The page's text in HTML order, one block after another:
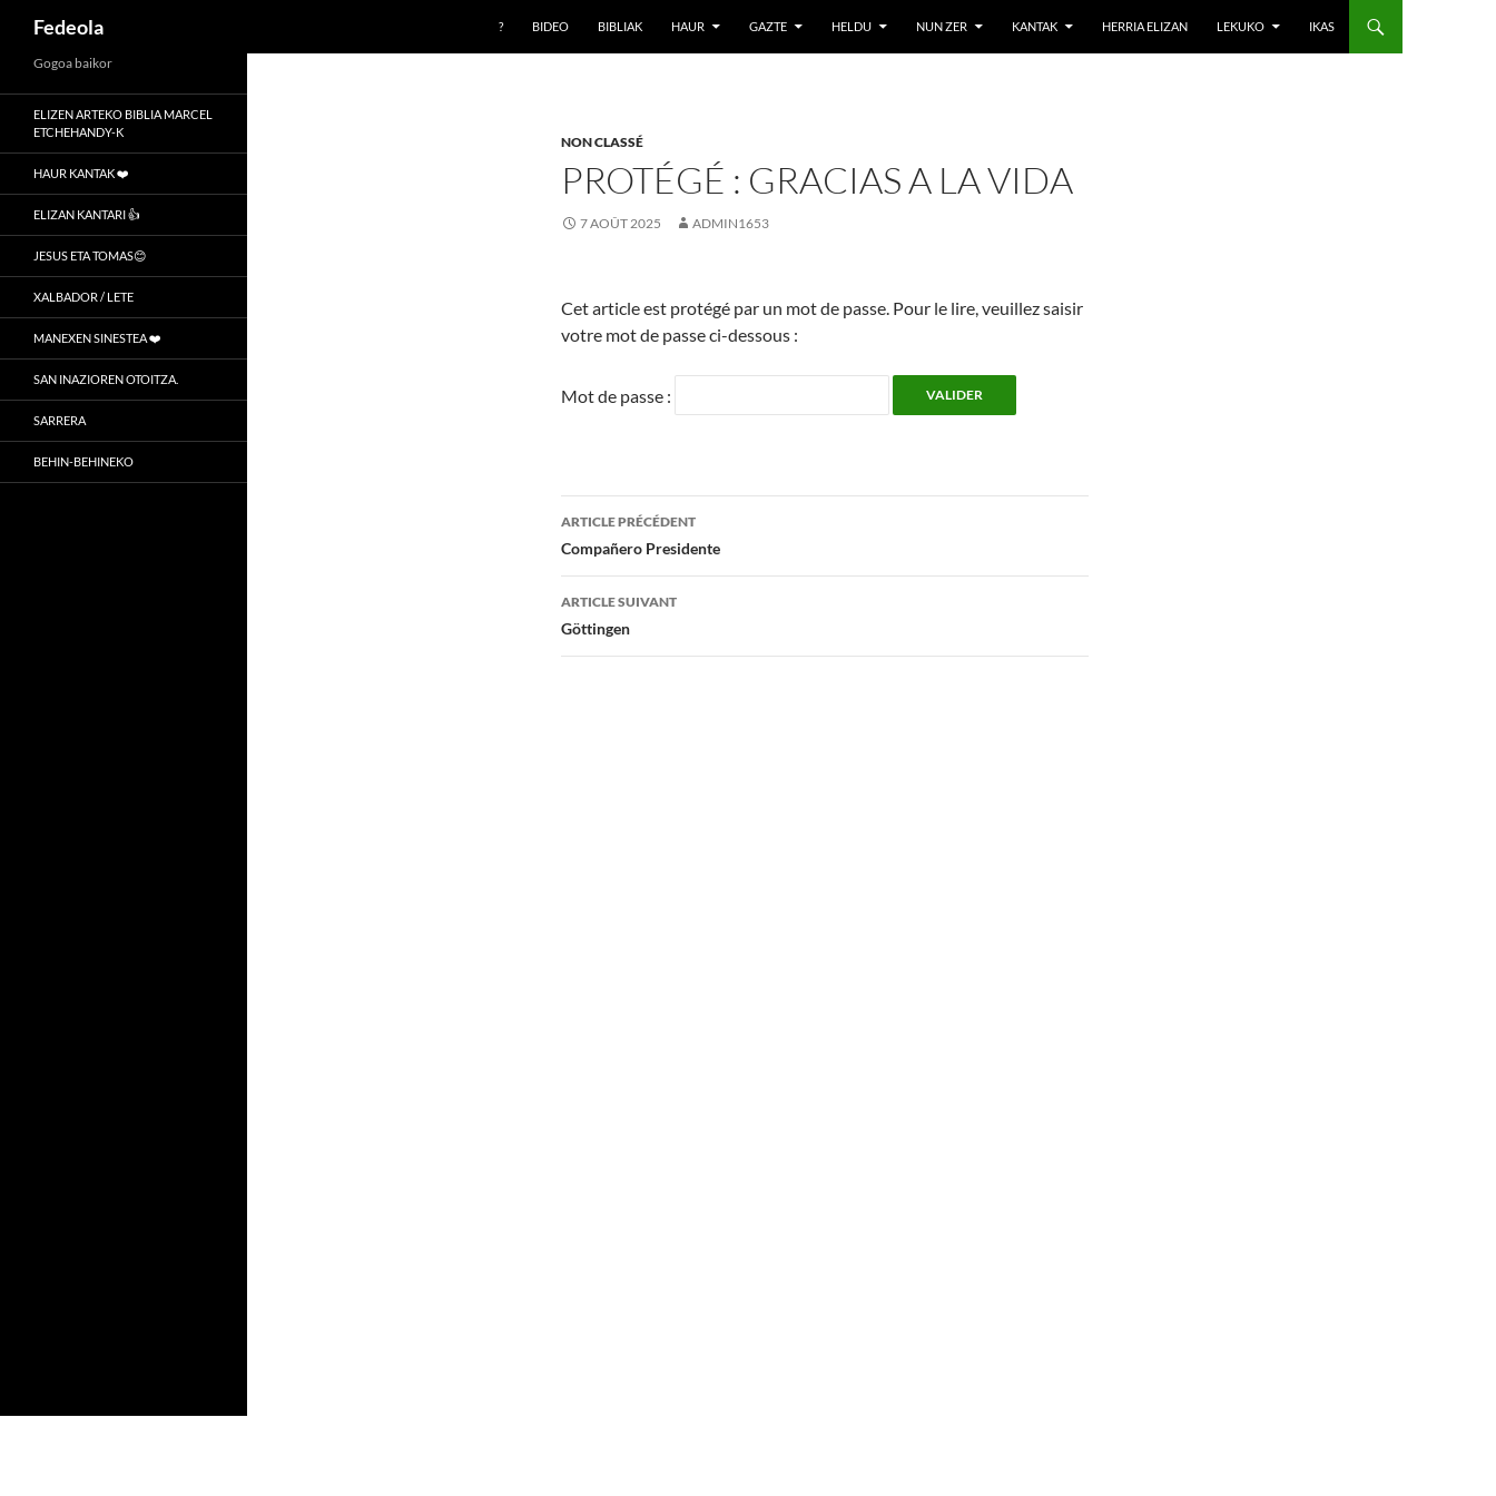
Aller
au
contenu
Fedeola ? BIDEO BIBLIAK HAUR GAZTE HELDU NUN ZER KANTAK HERRIA ELIZAN LEKUKO IKAS
NON CLASSÉ
PROTÉGÉ : GRACIAS A LA VIDA
7 AOÛT 2025 ADMIN1653
Cet article est protégé par un mot de passe. Pour le lire, veuillez saisir
votre mot de passe ci-dessous :
Mot de passe :
Navigation
des
articles
ARTICLE PRÉCÉDENT
Compañero Presidente
ARTICLE SUIVANT
Göttingen
Gogoa baikor
ELIZEN ARTEKO BIBLIA MARCEL
ETCHEHANDY-K
HAUR KANTAK ❤️
ELIZAN KANTARI 👍
JESUS ETA TOMAS😊
XALBADOR / LETE
MANEXEN SINESTEA ❤️
SAN INAZIOREN OTOITZA.
SARRERA
BEHIN-BEHINEKO